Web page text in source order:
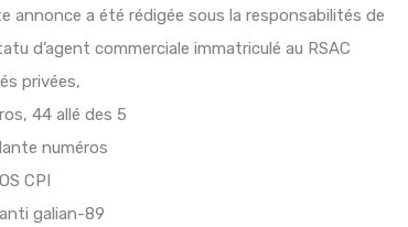
annonce a été rédigée sous la responsabilités de
d’agent commerciale immatriculé au RSAC
privées,
44 allé des 5
numéros
CPI
galian-89